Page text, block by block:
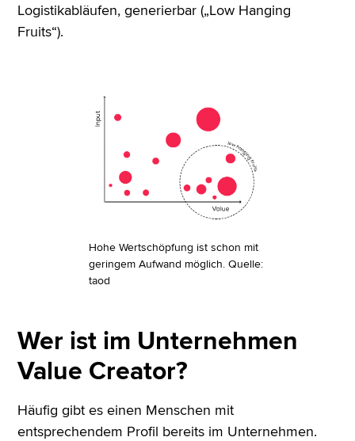
Logistikabläufen, generierbar („Low Hanging
Fruits“).
Hohe Wertschöpfung ist schon mit
geringem Aufwand möglich. Quelle:
taod
Wer ist im Unternehmen
Value Creator?
Häufig gibt es einen Menschen mit
entsprechendem Profil bereits im Unternehmen.